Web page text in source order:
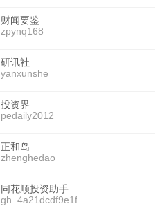
财闻要鉴
zpynq168
研讯社
yanxunshe
投资界
pedaily2012
正和岛
zhenghedao
同花顺投资助手
gh_4a21dcdf9e1f